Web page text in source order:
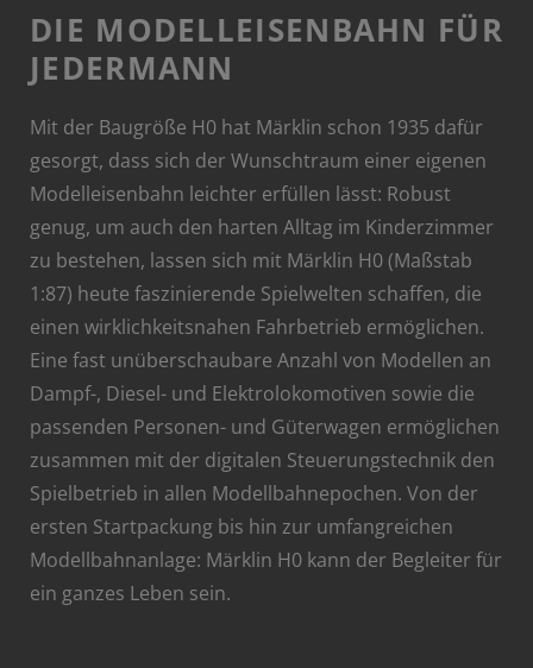
DIE MODELLEISENBAHN FÜR
JEDERMANN
Mit der Baugröße H0 hat Märklin schon 1935 dafür
gesorgt, dass sich der Wunschtraum einer eigenen
Modelleisenbahn leichter erfüllen lässt: Robust
genug, um auch den harten Alltag im Kinderzimmer
zu bestehen, lassen sich mit Märklin H0 (Maßstab
1:87) heute faszinierende Spielwelten schaffen, die
einen wirklichkeitsnahen Fahrbetrieb ermöglichen.
Eine fast unüberschaubare Anzahl von Modellen an
Dampf-, Diesel- und Elektrolokomotiven sowie die
passenden Personen- und Güterwagen ermöglichen
zusammen mit der digitalen Steuerungstechnik den
Spielbetrieb in allen Modellbahnepochen. Von der
ersten Startpackung bis hin zur umfangreichen
Modellbahnanlage: Märklin H0 kann der Begleiter für
ein ganzes Leben sein.